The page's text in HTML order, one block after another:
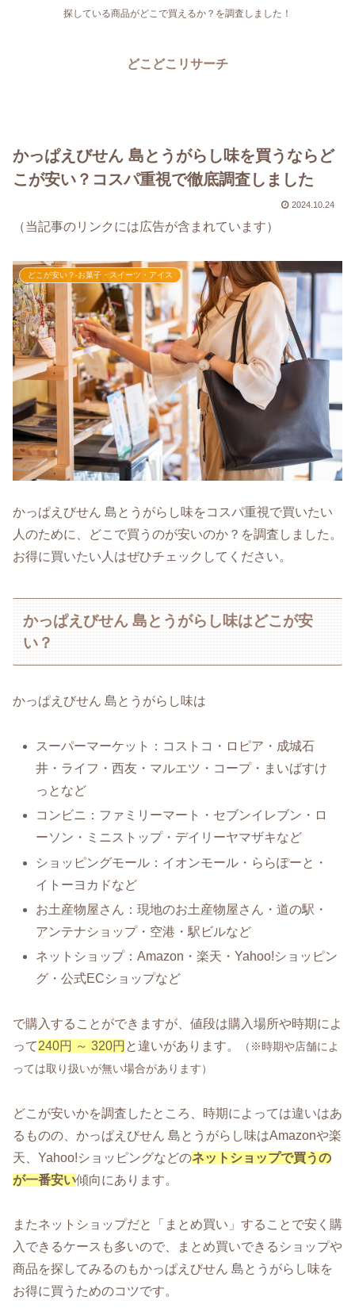
探している商品がどこで買えるか？を調査しました！
どこどこリサーチ
かっぱえびせん 島とうがらし味を買うならど
こが安い？コスパ重視で徹底調査しました
2024.10.24
（当記事のリンクには広告が含まれています）
どこが安い？-お菓子・スイーツ・アイス
かっぱえびせん 島とうがらし味をコスパ重視で買いたい
人のために、どこで買うのが安いのか？を調査しました。
お得に買いたい人はぜひチェックしてください。
かっぱえびせん 島とうがらし味はどこが安
い？
かっぱえびせん 島とうがらし味は
スーパーマーケット：コストコ・ロピア・成城石
井・ライフ・西友・マルエツ・コープ・まいばすけ
っとなど
コンビニ：ファミリーマート・セブンイレブン・ロ
ーソン・ミニストップ・デイリーヤマザキなど
ショッピングモール：イオンモール・ららぽーと・
イトーヨカドなど
お土産物屋さん：現地のお土産物屋さん・道の駅・
アンテナショップ・空港・駅ビルなど
ネットショップ：Amazon・楽天・Yahoo!ショッピン
グ・公式ECショップなど
で購入することができますが、値段は購入場所や時期によ
って240円 ～ 320円 と違いがあります。
（※時期や店舗によ
っては取り扱いが無い場合があります）
どこが安いかを調査したところ、時期によっては違いはあ
るものの、かっぱえびせん 島とうがらし味はAmazonや楽
天、Yahoo!ショッピングなどのネットショップで買うの
が一番安い傾向にあります。
またネットショップだと「まとめ買い」することで安く購
入できるケースも多いので、まとめ買いできるショップや
商品を探してみるのもかっぱえびせん 島とうがらし味を
お得に買うためのコツです。